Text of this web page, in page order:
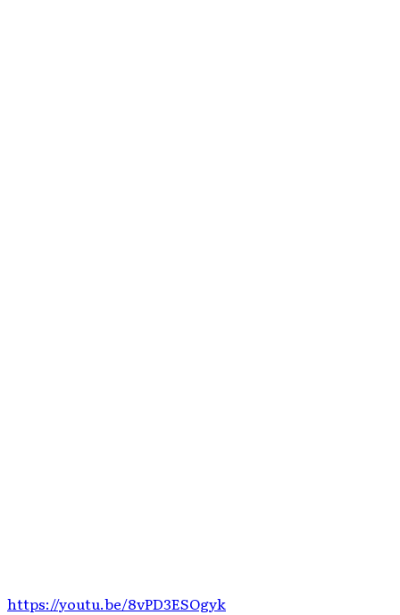
https://youtu.be/8vPD3ESOgyk